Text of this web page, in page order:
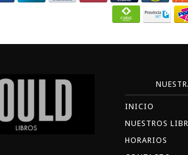
INICIO
NUESTROS
HORARIOS